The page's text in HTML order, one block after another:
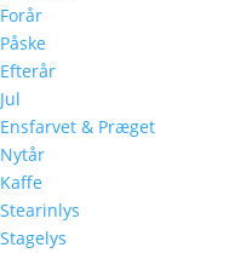
Forår
Påske
Efterår
Jul
Ensfarvet & Præget
Nytår
Kaffe
Stearinlys
Stagelys